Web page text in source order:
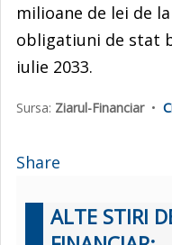
milioane de lei de
obligatiuni de stat
iulie 2033.
Sursa: Ziarul-Financiar•
Share
ALTE STIRI